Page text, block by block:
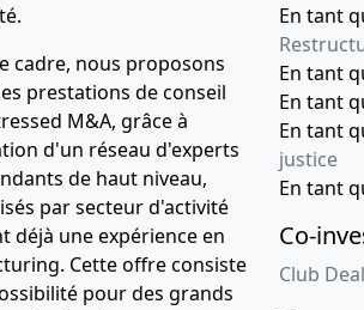
cadre, nous proposons
prestations de conseil
M&A, grâce à
d'un réseau d'experts
de haut niveau,
par secteur d'activité
déjà une expérience en
Cette offre consiste
pour des grands
En tant
En tant
En tant
En tant
justice
En tant
Co-
Club Deal